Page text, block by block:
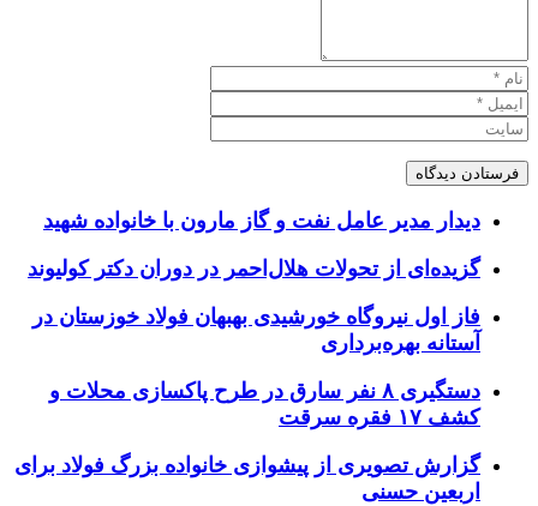
دیدار مدیر عامل نفت و گاز مارون با خانواده شهید
گزیده‌ای از تحولات هلال‌احمر در دوران دکتر کولیوند
فاز اول نیروگاه خورشیدی بهبهان فولاد خوزستان در
آستانه بهره‌برداری
دستگیری ۸ نفر سارق در طرح پاکسازی محلات و
کشف ۱۷ فقره سرقت
گزارش تصویری از پیشوازی خانواده بزرگ فولاد برای
اربعین حسنی